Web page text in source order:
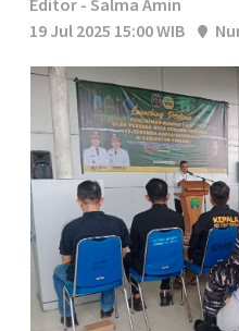
Editor - Salma Amin
19 Jul 2025 15:00 WIB